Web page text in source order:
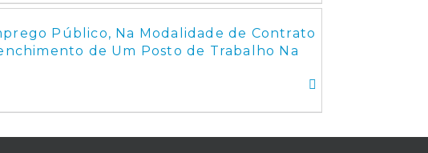
Público, Na Modalidade de Contrato
de Um Posto de Trabalho Na